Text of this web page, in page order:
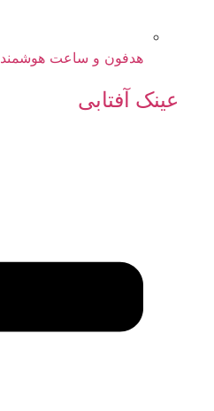
هدفون و ساعت هوشمند
عینک آفتابی